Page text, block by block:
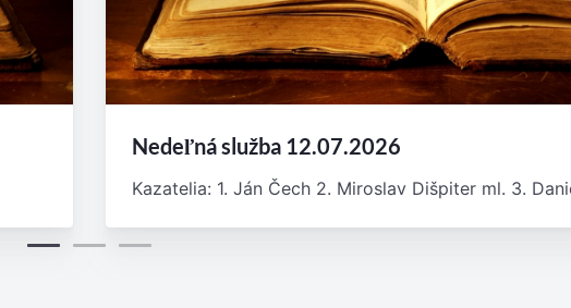
Nedeľná služba 12.07.2026
Kazatelia: 1. Ján Čech 2. Miroslav Dišpiter ml. 3.